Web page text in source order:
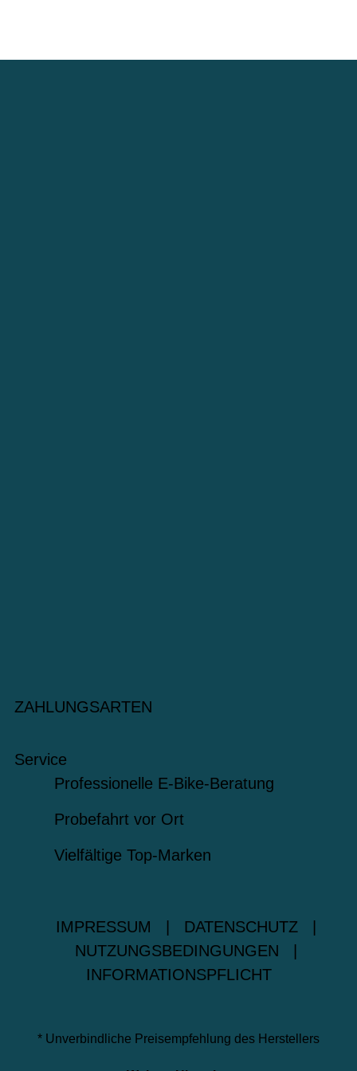
ZAHLUNGSARTEN
Service
Professionelle E-Bike-Beratung
Probefahrt vor Ort
Vielfältige Top-Marken
IMPRESSUM DATENSCHUTZ
NUTZUNGSBEDINGUNGEN
INFORMATIONSPFLICHT
* Unverbindliche Preisempfehlung des Herstellers